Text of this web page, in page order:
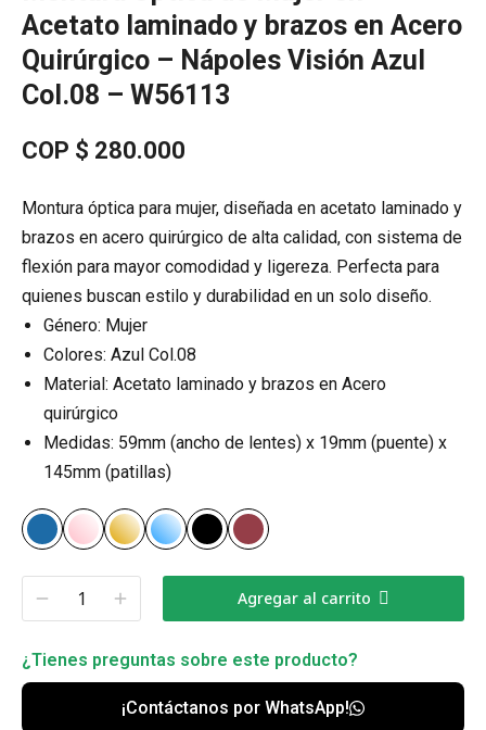
Acetato laminado y brazos en Acero
Quirúrgico – Nápoles Visión Azul
Col.08 – W56113
COP $ 280.000
Montura óptica para mujer, diseñada en acetato laminado y
brazos en acero quirúrgico de alta calidad, con sistema de
flexión para mayor comodidad y ligereza. Perfecta para
quienes buscan estilo y durabilidad en un solo diseño.
Género: Mujer
Colores: Azul Col.08
Material: Acetato laminado y brazos en Acero
quirúrgico
Medidas: 59mm (ancho de lentes) x 19mm (puente) x
145mm (patillas)
Agregar al carrito
¿Tienes preguntas sobre este producto?
¡Contáctanos por WhatsApp!